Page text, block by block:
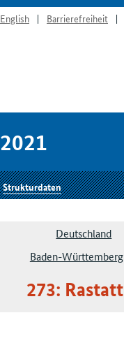
English Barrierefreiheit
Strukturdaten
Deutschland
Baden-Württemberg
273: Rastatt